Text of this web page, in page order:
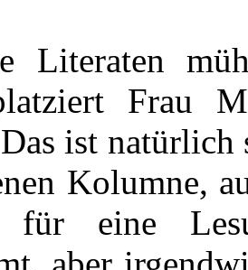
Literaten
Frau
ist natürlich
Kolumne,
für eine